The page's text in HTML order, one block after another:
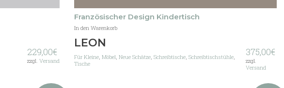
229,00€
zzgl. Versand
Französischer Design Kindertisch
In den Warenkorb
LEON
Für Kleine, Möbel Neue Schätze, Schreibtische, Schreibtischstühle,
Tische
375,00€
zzgl.
Versand